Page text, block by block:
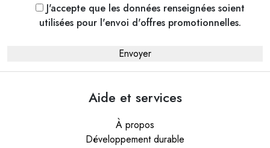
Aide et services
À propos
Développement durable
J'accepte que les données renseignées soient
utilisées pour l'envoi d'offres promotionnelles.